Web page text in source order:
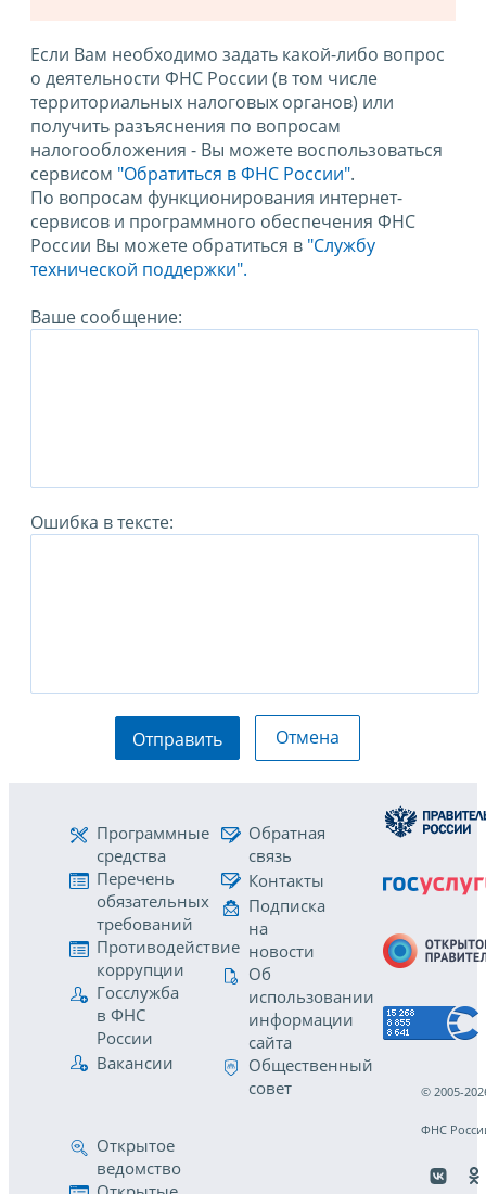
Если Вам необходимо задать какой-либо вопрос
о деятельности ФНС России (в том числе
территориальных налоговых органов) или
получить разъяснения по вопросам
налогообложения - Вы можете воспользоваться
сервисом "Обратиться в ФНС России".
По вопросам функционирования интернет-
сервисов и программного обеспечения ФНС
России Вы можете обратиться в "Службу
технической поддержки".
Ваше сообщение:
Ошибка в тексте:
Отправить Отмена
Программные
средства
Перечень
обязательных
требований
Противодействие
коррупции
Госслужба
в ФНС
России
Вакансии
Обратная
связь
Контакты
Подписка
на
новости
Об
использовании
информации
сайта
Общественный
совет
Открытое
ведомство
© 2005-
ФНС